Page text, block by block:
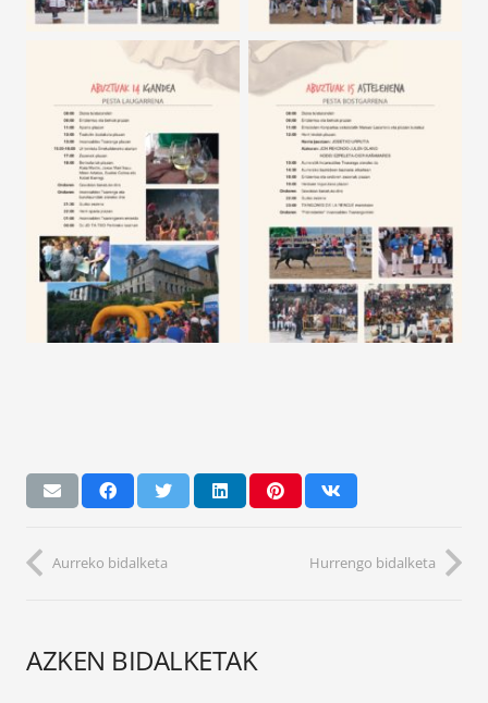
Aurreko bidalketa Hurrengo bidalketa
AZKEN BIDALKETAK